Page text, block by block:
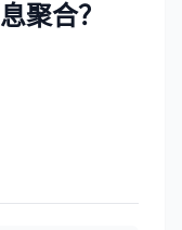
聚合？